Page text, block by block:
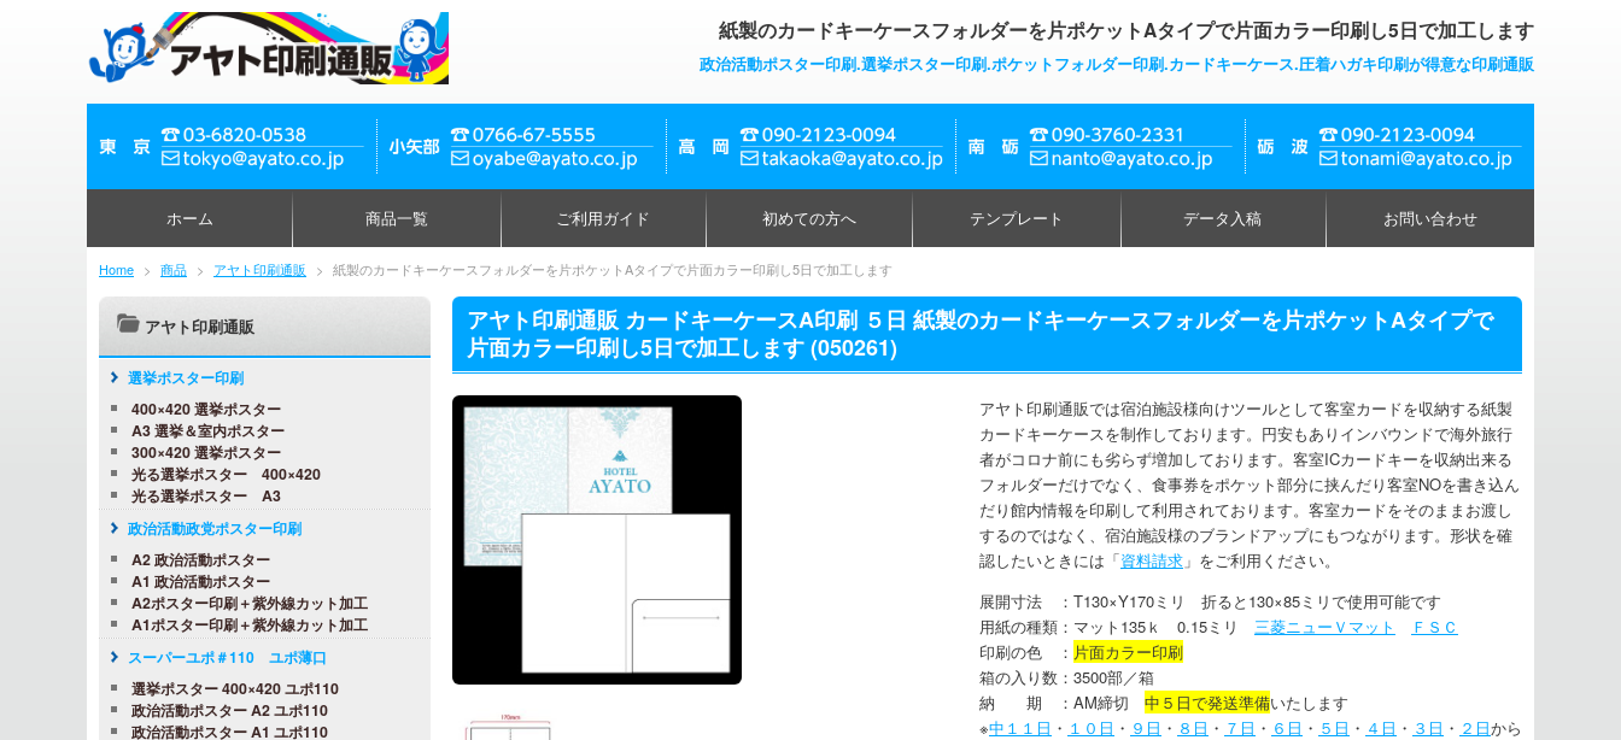
紙製のカードキーケースフォルダーを片ポケットAタイプで片面カラー印刷し5日で加工します
政治活動ポスター印刷.選挙ポスター印刷.ポケットフォルダー印刷.カードキーケース.圧着ハガキ印刷が得意な印刷通販
ホーム 商品一覧 ご利用ガイド 初めての方へ テンプレート データ入稿 お問い合わせ
Home > 商品 > アヤト印刷通販 > 紙製のカードキーケースフォルダーを片ポケットAタイプで片面カラー印刷し5日で加工します
アヤト印刷通販 カードキーケースA印刷 ５日 紙製のカードキーケースフォルダーを片ポケットAタイプで
片面カラー印刷し5日で加工します (050261)
アヤト印刷通販では宿泊施設様向けツールとして客室カードを収納する紙製
カードキーケースを制作しております。円安もありインバウンドで海外旅行
者がコロナ前にも劣らず増加しております。客室ICカードキーを収納出来る
フォルダーだけでなく、食事券をポケット部分に挟んだり客室NOを書き込ん
だり館内情報を印刷して利用されております。客室カードをそのままお渡し
するのではなく、宿泊施設様のブランドアップにもつながります。形状を確
認したいときには「資料請求 」をご利用ください。
展開寸法 ：T130×Y170ミリ 折ると130×85ミリで使用可能です
用紙の種類：マット135ｋ 0.15ミリ 三菱ニューＶマット
ＦＳＣ
印刷の色 ： 片面カラー印刷
箱の入り数：3500部／箱
納 期 ：AM締切 中５日で発送準備いたします
※中１１日 ・ １０日 ・ ９日 ・ ８日 ・ ７日 ・ ６日 ・ ５日 ・ ４日 ・ ３日 ・ ２日から
アヤト印刷通販
選挙ポスター印刷
400×420 選挙ポスター
A3 選挙＆室内ポスター
300×420 選挙ポスター
光る選挙ポスター 400×420
光る選挙ポスター A3
政治活動政党ポスター印刷
A2 政治活動ポスター
A1 政治活動ポスター
A2ポスター印刷＋紫外線カット加工
A1ポスター印刷＋紫外線カット加工
スーパーユポ＃110 ユポ薄口
選挙ポスター 400×420 ユポ110
政治活動ポスター A2 ユポ110
政治活動ポスター A1 ユポ110